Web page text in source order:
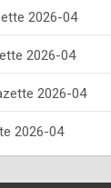
o
u
s
h
o
2026-04
2026-04
2026-04
2026-04